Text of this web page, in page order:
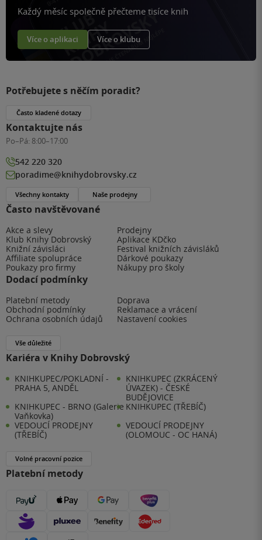
Každý měsíc společně přečteme tisíce knih
Více o aplikaci Více o klubu
Často navštěvované
Akce a slevy
Prodejny
Klub Knihy Dobrovský
Aplikace KDčko
Knižní závisláci
Festival knižních závisláků
Affiliate spolupráce
Dárkové poukazy
Poukazy pro firmy
Nákupy pro školy
Dodací podmínky
Platební metody
Doprava
Obchodní podmínky
Reklamace a vrácení
Ochrana osobních údajů
Nastavení cookies
Vše důležité
Kariéra v Knihy Dobrovský
KNIHKUPEC/POKLADNÍ -
PRAHA 5, ANDĚL
KNIHKUPEC (ZKRÁCENÝ
ÚVAZEK) - ČESKÉ
BUDĚJOVICE
KNIHKUPEC - BRNO (Galerie
Vaňkovka)
KNIHKUPEC (TŘEBÍČ)
VEDOUCÍ PRODEJNY
(TŘEBÍČ)
VEDOUCÍ PRODEJNY
(OLOMOUC - OC HANÁ)
Volné pracovní pozice
Platební metody
Potřebujete s něčím poradit?
Často kladené dotazy
Kontaktujte nás
Po–Pá: 8:00–17:00
542 220 320
poradime@knihydobrovsky.cz
Všechny kontakty Naše prodejny